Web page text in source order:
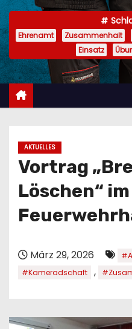
n
Ehrenamt Zusammenhalt
Einsatz
AKTUELLES
Vortrag
Löschen“ im
März 29, 2026
#Kameradschaft ,